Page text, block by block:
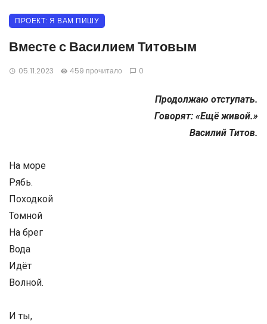
ПРОЕКТ: Я ВАМ ПИШУ
Вместе с Василием Титовым
05.11.2023 459 прочитало 0
Продолжаю отступать.
Говорят: «Ещё живой.»
Василий Титов.
На море
Рябь.
Походкой
Томной
На брег
Вода
Идёт
Волной.
И ты,